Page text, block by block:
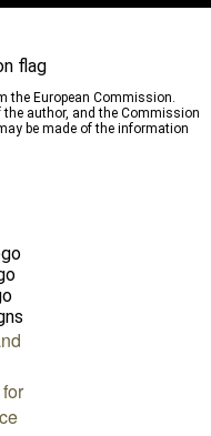
the European Commission.
author, and the Commission
be made of the information